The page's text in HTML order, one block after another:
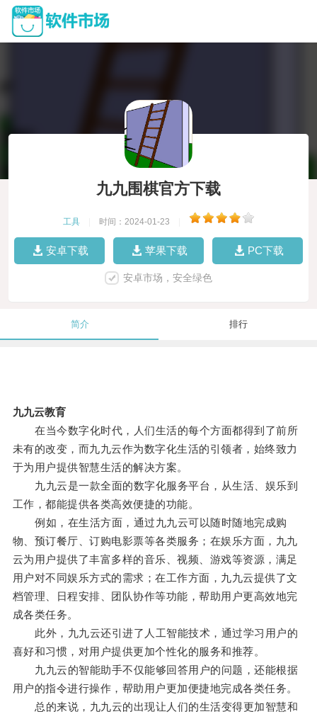
九九围棋官方下载
工具 时间：2024-01-23
安卓下载 苹果下载 PC下载
安卓市场，安全绿色
简介 排行
九九云教育
在当今数字化时代，人们生活的每个方面都得到了前所
未有的改变，而九九云作为数字化生活的引领者，始终致力
于为用户提供智慧生活的解决方案。
九九云是一款全面的数字化服务平台，从生活、娱乐到
工作，都能提供各类高效便捷的功能。
例如，在生活方面，通过九九云可以随时随地完成购
物、预订餐厅、订购电影票等各类服务；在娱乐方面，九九
云为用户提供了丰富多样的音乐、视频、游戏等资源，满足
用户对不同娱乐方式的需求；在工作方面，九九云提供了文
档管理、日程安排、团队协作等功能，帮助用户更高效地完
成各类任务。
此外，九九云还引进了人工智能技术，通过学习用户的
喜好和习惯，对用户提供更加个性化的服务和推荐。
九九云的智能助手不仅能够回答用户的问题，还能根据
用户的指令进行操作，帮助用户更加便捷地完成各类任务。
总的来说，九九云的出现让人们的生活变得更加智慧和